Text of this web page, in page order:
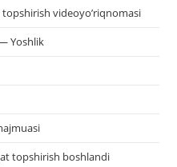
videoyo’riqnomasi
Yoshlik
topshirish boshlandi